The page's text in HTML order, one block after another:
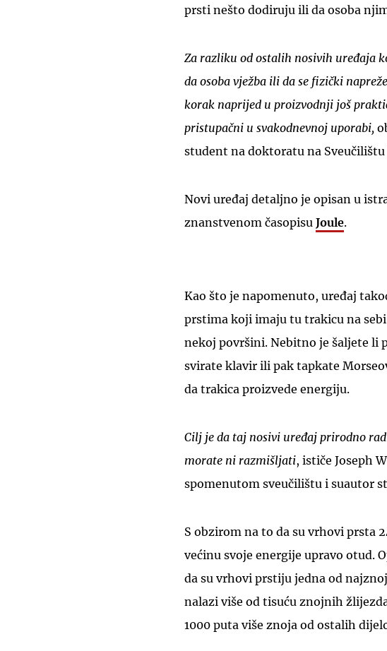
prsti nešto dodiruju ili da osoba
Za razliku od ostalih nosivih uređaja
da osoba vježba ili da se fizički
korak naprijed u proizvodnji još
pristupačni u svakodnevnoj uporabi,
student na doktoratu na
Novi uređaj detaljno je opisan u
znanstvenom časopisu Joule.
Kao što je napomenuto, uređaj
prstima koji imaju tu trakicu na
nekoj površini. Nebitno je šaljete li
svirate klavir ili pak tapkate
da trakica proizvede energiju.
Cilj je da taj nosivi uređaj prirodno
morate ni razmišljati, ističe Joseph
spomenutom sveučilištu i suautor
S obzirom na to da su vrhovi prsta
većinu svoje energije upravo otud.
da su vrhovi prstiju jedna od
nalazi više od tisuću znojnih
1000 puta više znoja od ostalih